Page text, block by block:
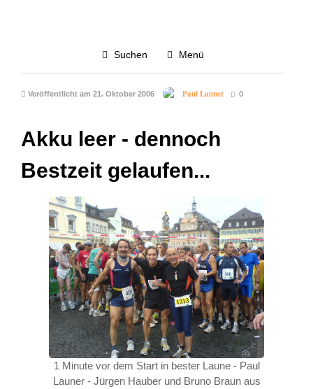
Suchen Menü
16. Schwäbische Alb-Marathon
Veröffentlicht am 21. Oktober 2006 Paul Launer 0
Akku leer - dennoch
Bestzeit gelaufen...
1 Minute vor dem Start in bester Laune - Paul
Launer - Jürgen Hauber und Bruno Braun aus